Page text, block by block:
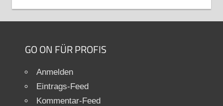
GO ON FÜR PROFIS
Anmelden
Eintrags-Feed
Kommentar-Feed